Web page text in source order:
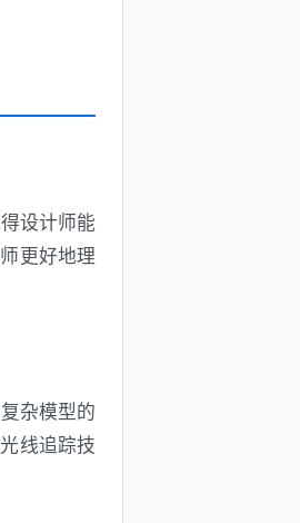
设计师能
更好地理
杂模型的
线追踪技